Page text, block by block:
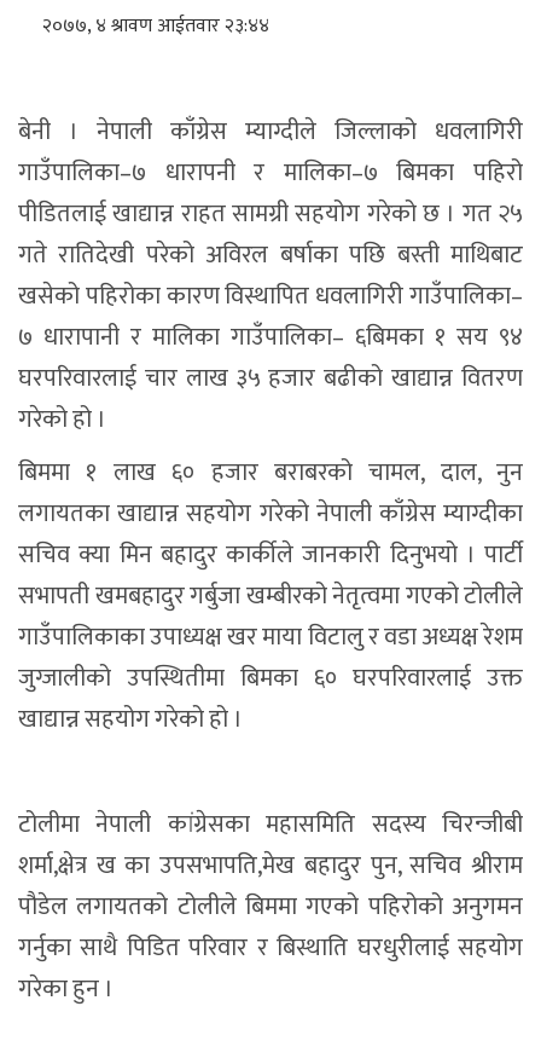
२०७७, ४ श्रावण आईतवार २३:४४
बेनी । नेपाली काँग्रेस म्याग्दीले जिल्लाको धवलागिरी
गाउँपालिका–७ धारापनी र मालिका–७ बिमका पहिरो
पीडितलाई खाद्यान्न राहत सामग्री सहयोग गरेको छ । गत २५
गते रातिदेखी परेको अविरल बर्षाका पछि बस्ती माथिबाट
खसेको पहिरोका कारण विस्थापित धवलागिरी गाउँपालिका–
७ धारापानी र मालिका गाउँपालिका– ६बिमका १ सय ९४
घरपरिवारलाई चार लाख ३५ हजार बढीको खाद्यान्न वितरण
गरेको हो ।
बिममा १ लाख ६० हजार बराबरको चामल, दाल, नुन
लगायतका खाद्यान्न सहयोग गरेको नेपाली काँग्रेस म्याग्दीका
सचिव क्या मिन बहादुर कार्कीले जानकारी दिनुभयो । पार्टी
सभापती खमबहादुर गर्बुजा खम्बीरको नेतृत्वमा गएको टोलीले
गाउँपालिकाका उपाध्यक्ष खर माया विटालु र वडा अध्यक्ष रेशम
जुग्जालीको उपस्थितीमा बिमका ६० घरपरिवारलाई उक्त
खाद्यान्न सहयोग गरेको हो ।
टोलीमा नेपाली कांग्रेसका महासमिति सदस्य चिरन्जीबी
शर्मा,क्षेत्र ख का उपसभापति,मेख बहादुर पुन, सचिव श्रीराम
पौडेल लगायतको टोलीले बिममा गएको पहिरोको अनुगमन
गर्नुका साथै पिडित परिवार र बिस्थाति घरधुरीलाई सहयोग
गरेका हुन ।